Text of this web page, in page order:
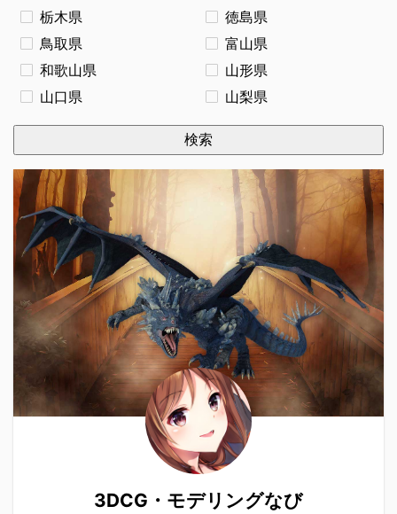
栃木県
徳島県
鳥取県
富山県
和歌山県
山形県
山口県
山梨県
検索
3DCG・モデリングなび